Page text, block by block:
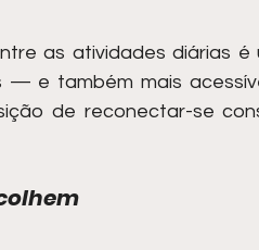
as atividades diárias é
— e também mais
de reconectar-se